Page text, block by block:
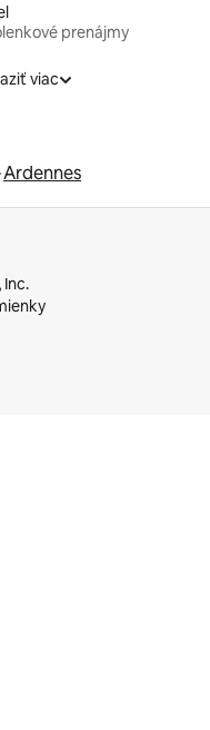
prenájmy
viac
Ardennes